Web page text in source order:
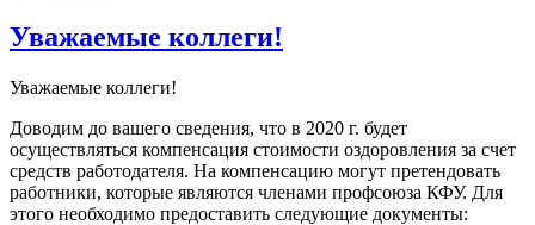
Уважаемые коллеги!
Уважаемые коллеги!
Доводим до вашего сведения, что в 2020 г. будет
осуществляться компенсация стоимости оздоровления за счет
средств работодателя. На компенсацию могут претендовать
работники, которые являются членами профсоюза КФУ. Для
этого необходимо предоставить следующие документы: